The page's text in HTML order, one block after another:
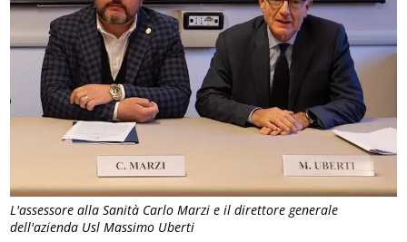
L'assessore alla Sanità Carlo Marzi e il direttore generale
dell'azienda Usl Massimo Uberti